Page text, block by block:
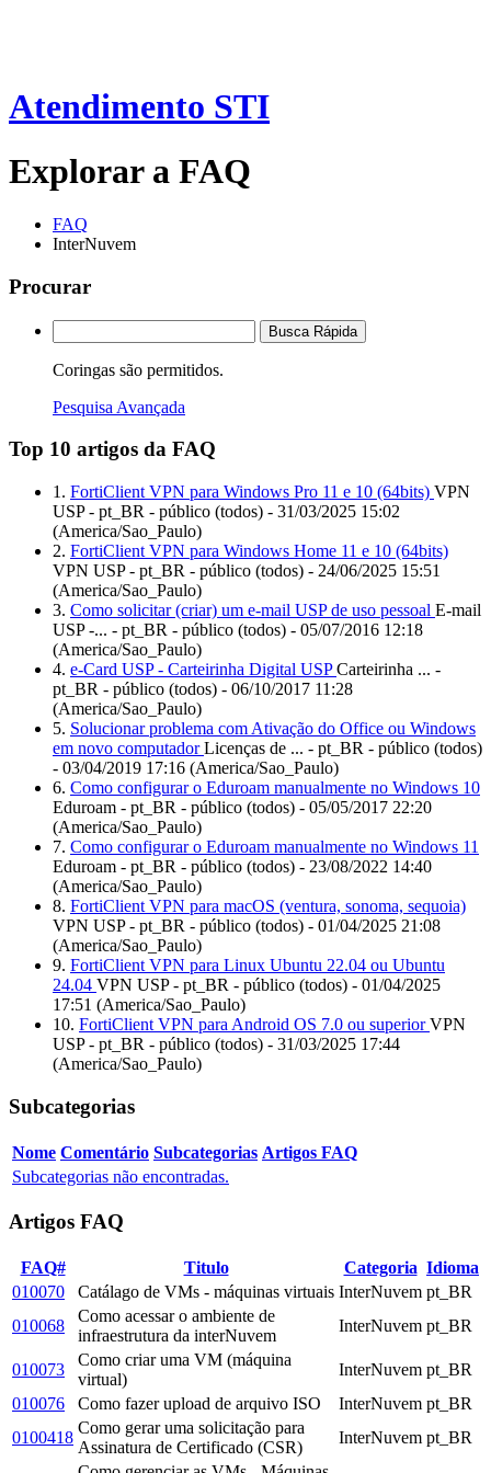
Atendimento STI
Explorar a FAQ
FAQ
InterNuvem
Procurar
Busca Rápida
Coringas são permitidos.
Pesquisa Avançada
Top 10 artigos da FAQ
1. FortiClient VPN para Windows Pro 11 e 10 (64bits) VPN
USP - pt_BR - público (todos) - 31/03/2025 15:02
(America/Sao_Paulo)
2. FortiClient VPN para Windows Home 11 e 10 (64bits)
VPN USP - pt_BR - público (todos) - 24/06/2025 15:51
(America/Sao_Paulo)
3. Como solicitar (criar) um e-mail USP de uso pessoal E-mail
USP -... - pt_BR - público (todos) - 05/07/2016 12:18
(America/Sao_Paulo)
4. e-Card USP - Carteirinha Digital USPCarteirinha ... -
pt_BR - público (todos) - 06/10/2017 11:28
(America/Sao_Paulo)
5. Solucionar problema com Ativação do Office ou Windows
em novo computadorLicenças de ... - pt_BR - público (todos)
- 03/04/2019 17:16 (America/Sao_Paulo)
6. Como configurar o Eduroam manualmente no Windows 10
Eduroam - pt_BR - público (todos) - 05/05/2017 22:20
(America/Sao_Paulo)
7. Como configurar o Eduroam manualmente no Windows 11
Eduroam - pt_BR - público (todos) - 23/08/2022 14:40
(America/Sao_Paulo)
8. FortiClient VPN para macOS (ventura, sonoma, sequoia)
VPN USP - pt_BR - público (todos) - 01/04/2025 21:08
(America/Sao_Paulo)
9. FortiClient VPN para Linux Ubuntu 22.04 ou Ubuntu
24.04 VPN USP - pt_BR - público (todos) - 01/04/2025
17:51 (America/Sao_Paulo)
10. FortiClient VPN para Android OS 7.0 ou superiorVPN
USP - pt_BR - público (todos) - 31/03/2025 17:44
(America/Sao_Paulo)
Subcategorias
Nome Comentário Subcategorias Artigos FAQ
Subcategorias não encontradas.
Artigos FAQ
FAQ# Titulo Categoria Idioma
010070
Catálago de VMs - máquinas virtuais InterNuvem pt_BR
010068
Como acessar o ambiente de
infraestrutura da interNuvem
InterNuvem pt_BR
010073
Como criar uma VM (máquina
virtual)
InterNuvem pt_BR
010076
Como fazer upload de arquivo ISO InterNuvem pt_BR
0100418
Como gerar uma solicitação para
Assinatura de Certificado (CSR)
InterNuvem pt_BR